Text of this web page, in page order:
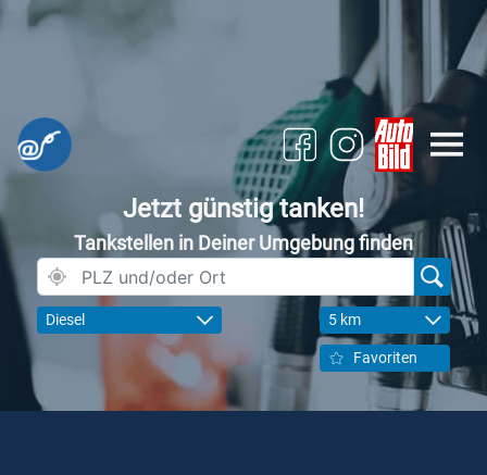
Jetzt günstig tanken!
Tankstellen in Deiner Umgebung finden
Diesel 5 km
Favoriten